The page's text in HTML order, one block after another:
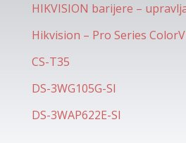
HIKVISION barijere –
Hikvision – Pro Series
CS-T35
DS-3WG105G-SI
DS-3WAP622E-SI